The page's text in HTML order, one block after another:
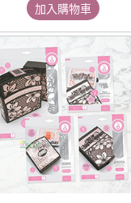
加入購物車